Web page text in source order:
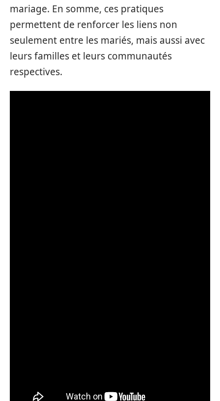
mariage. En somme, ces pratiques
permettent de renforcer les liens non
seulement entre les mariés, mais aussi avec
leurs familles et leurs communautés
respectives.